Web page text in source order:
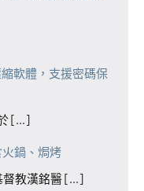
縮軟體，支援密碼保
[...]
鍋、焗烤
督教漢銘醫 [...]